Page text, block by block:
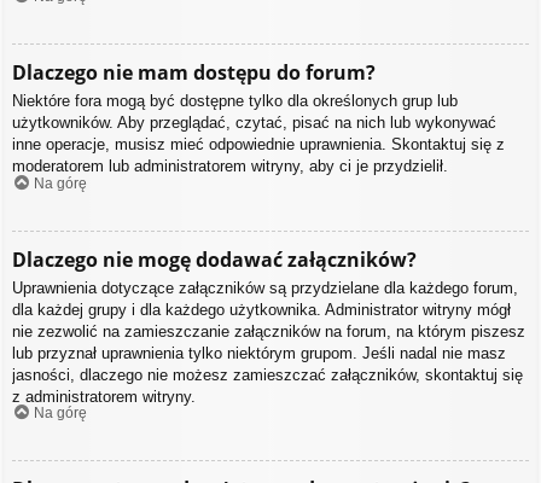
Dlaczego nie mam dostępu do forum?
Niektóre fora mogą być dostępne tylko dla określonych grup lub
użytkowników. Aby przeglądać, czytać, pisać na nich lub wykonywać
inne operacje, musisz mieć odpowiednie uprawnienia. Skontaktuj się z
moderatorem lub administratorem witryny, aby ci je przydzielił.
Na górę
Dlaczego nie mogę dodawać załączników?
Uprawnienia dotyczące załączników są przydzielane dla każdego forum,
dla każdej grupy i dla każdego użytkownika. Administrator witryny mógł
nie zezwolić na zamieszczanie załączników na forum, na którym piszesz
lub przyznał uprawnienia tylko niektórym grupom. Jeśli nadal nie masz
jasności, dlaczego nie możesz zamieszczać załączników, skontaktuj się
z administratorem witryny.
Na górę